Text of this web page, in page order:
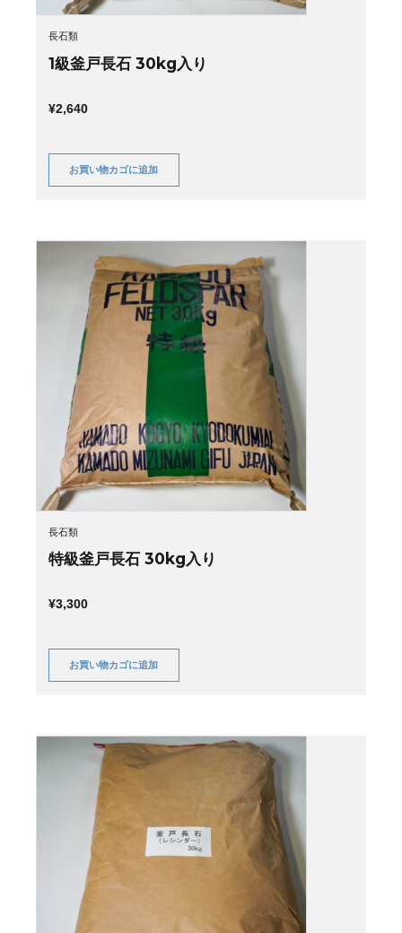
長石類
1級釜戸長石 30kg入り
¥2,640
お買い物カゴに追加
長石類
特級釜戸長石 30kg入り
¥3,300
お買い物カゴに追加